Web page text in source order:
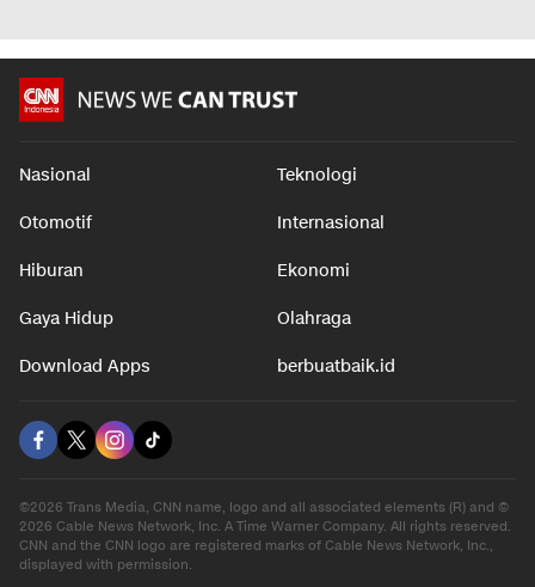
Nasional Teknologi
Otomotif Internasional
Hiburan Ekonomi
Gaya Hidup Olahraga
Download Apps berbuatbaik.id
©2026 Trans Media, CNN name, logo and all associated elements (R) and ©
2026 Cable News Network, Inc. A Time Warner Company. All rights reserved.
CNN and the CNN logo are registered marks of Cable News Network, Inc.,
displayed with permission.